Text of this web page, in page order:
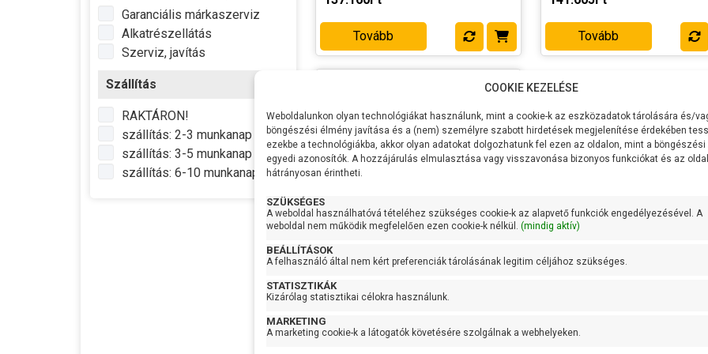
Garanciális márkaszerviz
Alkatrészellátás
Szerviz, javítás
Szállítás
RAKTÁRON!
szállítás: 2-3 munkanap
szállítás: 3-5 munkanap
szállítás: 6-10 munkanap
Lapátkerék anyaga
Szivattyúház
Öntvény
acél
IP védettség
IPX4
Max
vízhőmérséklet
+ 90 fok
Termék súlya:
10.9 kg
Garancia:
2 év
Készlet
információ:
munkanap
Tovább
Lapátkerék anyaga
Szivattyúház
Öntvény
Tengely anyaga
acél
IP védettség
IPX4
Max
vízhőmérséklet
+ 90 fok
Termék súlya:
10.8 kg
Garancia:
információ:
Tovább
Feszültség
400V/50Hz
Max Vízszállítás
COOKIE KEZELÉSE
Weboldalunkon olyan technológiákat használunk, mint a cookie-k az eszközadatok tárolására és/
böngészési élmény javítása és a (nem) személyre szabott hirdetések megjelenítése érdekében
ezekbe a technológiákba, akkor olyan adatokat dolgozhatunk fel ezen az oldalon, mint a
egyedi azonosítók. A hozzájárulás elmulasztása vagy visszavonása bizonyos funkciókat és az
hátrányosan érintheti.
SZÜKSÉGES
A weboldal használhatóvá tételéhez szükséges cookie-k az alapvető funkciók engedélyezésével. A
weboldal nem működik megfelelően ezen cookie-k nélkül. (mindig aktív)
BEÁLLÍTÁSOK
A felhasználó által nem kért preferenciák tárolásának legitim céljához szükséges.
STATISZTIKÁK
Kizárólag statisztikai célokra használunk.
MARKETING
A marketing cookie-k a látogatók követésére szolgálnak a webhelyeken.